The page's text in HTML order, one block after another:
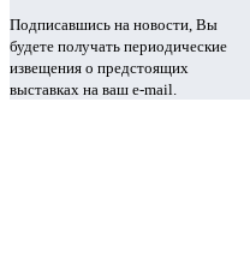
Подписавшись на новости, Вы
будете получать периодические
извещения о предстоящих
выставках на ваш e-mail.